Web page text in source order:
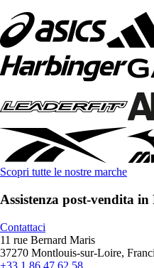
Scopri tutte le nostre marche
Assistenza post-vendita
Contattaci
11 rue Bernard Maris
37270 Montlouis-sur-Loire,
+33 1 86 47 62 58